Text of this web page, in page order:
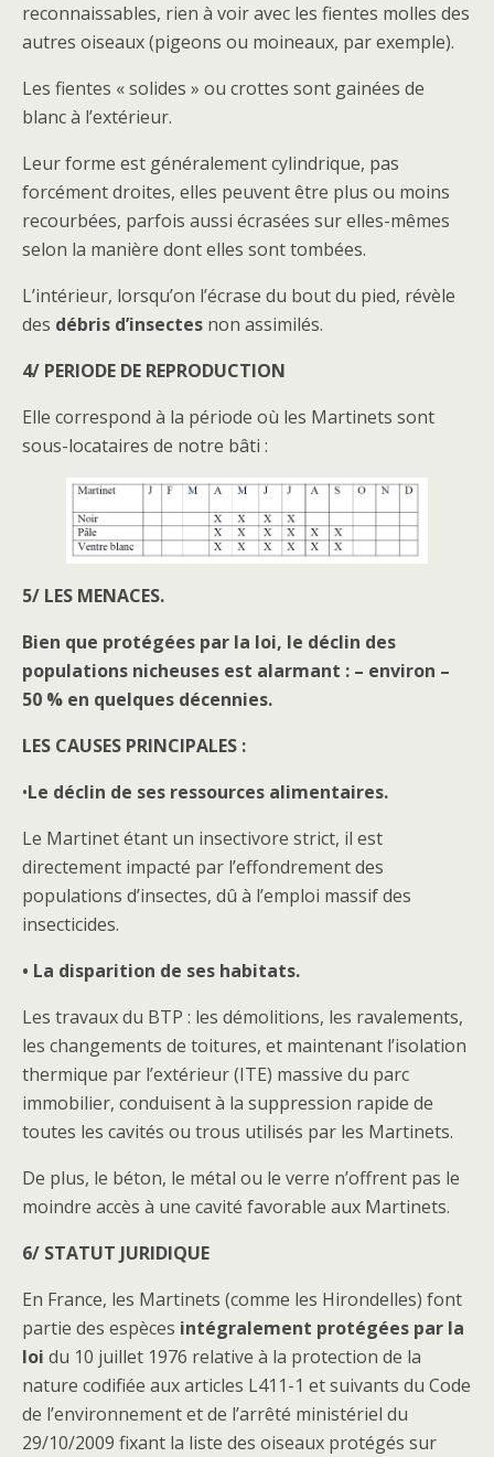
reconnaissables, rien à voir avec les fientes molles des
autres oiseaux (pigeons ou moineaux, par exemple).
Les fientes « solides » ou crottes sont gainées de
blanc à l’extérieur.
Leur forme est généralement cylindrique, pas
forcément droites, elles peuvent être plus ou moins
recourbées, parfois aussi écrasées sur elles-mêmes
selon la manière dont elles sont tombées.
L’intérieur, lorsqu’on l’écrase du bout du pied, révèle
des débris d’insectes non assimilés.
4/ PERIODE DE REPRODUCTION
Elle correspond à la période où les Martinets sont
sous-locataires de notre bâti :
5/ LES MENACES.
Bien que protégées par la loi, le déclin des
populations nicheuses est alarmant : – environ –
50 % en quelques décennies.
LES CAUSES PRINCIPALES :
•Le déclin de ses ressources alimentaires.
Le Martinet étant un insectivore strict, il est
directement impacté par l’effondrement des
populations d’insectes, dû à l’emploi massif des
insecticides.
• La disparition de ses habitats.
Les travaux du BTP : les démolitions, les ravalements,
les changements de toitures, et maintenant l’isolation
thermique par l’extérieur (ITE) massive du parc
immobilier, conduisent à la suppression rapide de
toutes les cavités ou trous utilisés par les Martinets.
De plus, le béton, le métal ou le verre n’offrent pas le
moindre accès à une cavité favorable aux Martinets.
6/ STATUT JURIDIQUE
En France, les Martinets (comme les Hirondelles) font
partie des espèces intégralement protégées par la
loi du 10 juillet 1976 relative à la protection de la
nature codifiée aux articles L411-1 et suivants du Code
de l’environnement et de l’arrêté ministériel du
29/10/2009 fixant la liste des oiseaux protégés sur